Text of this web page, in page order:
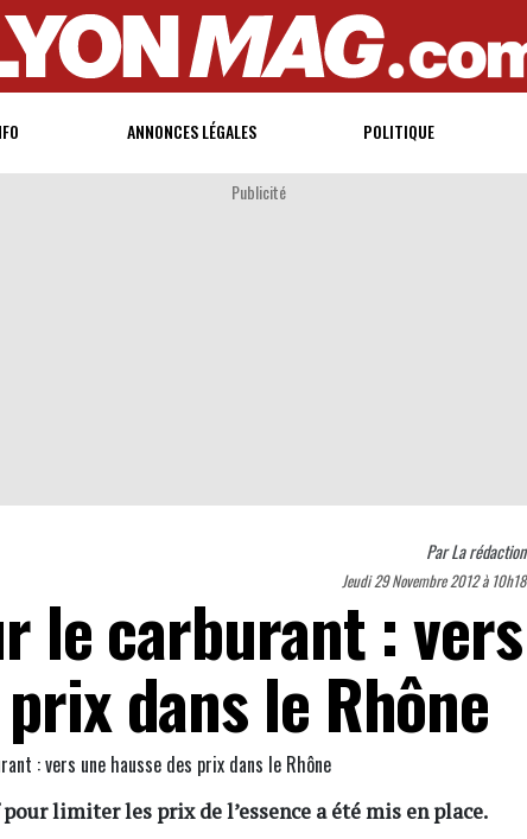
ANNONCES LÉGALES POLITIQUE
Publicité
ParLa rédaction
Jeudi 29 Novembre 2012 à 10h18
le carburant : vers
dans le Rhône
limiter les prix de l’essence a été mis en place.